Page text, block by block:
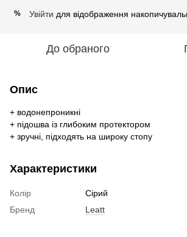
% Увійти для відображення
До обраного
Опис
+ водонепроникні
+ підошва із глибоким протектором
+ зручні, підходять на широку стопу
Характеристики
Колір
Сірий
Бренд
Leatt